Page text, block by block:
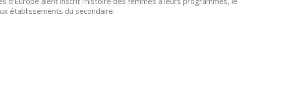
établissements du secondaire.